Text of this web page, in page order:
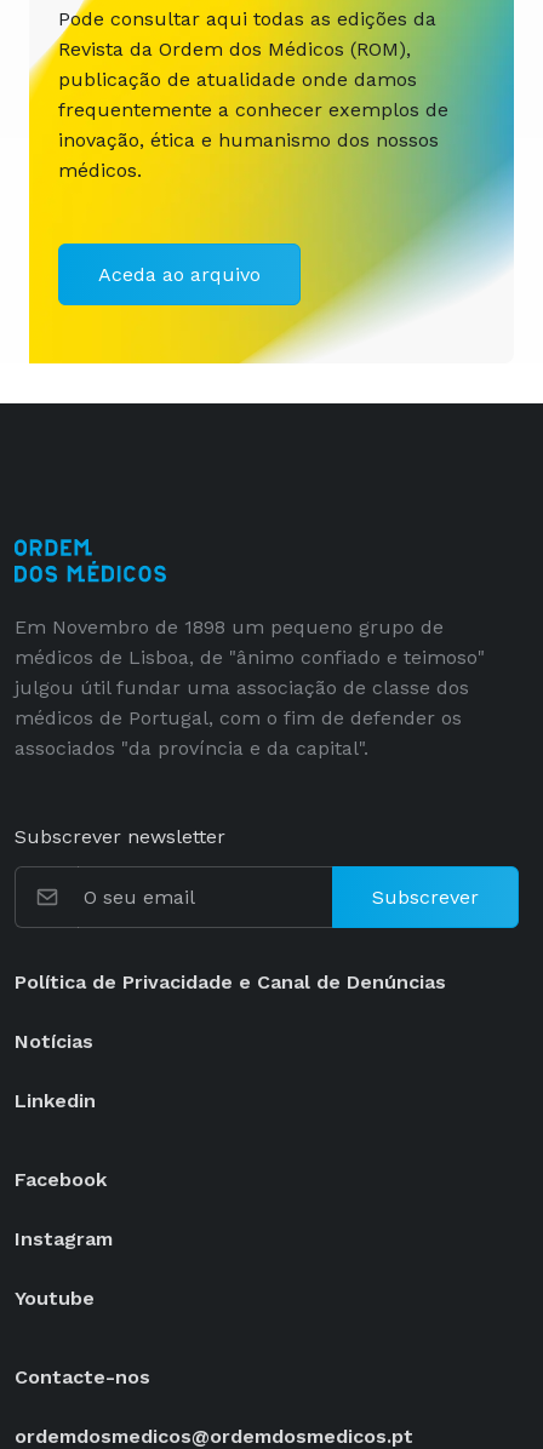
Pode consultar aqui todas as edições da
Revista da Ordem dos Médicos (ROM),
publicação de atualidade onde damos
frequentemente a conhecer exemplos de
inovação, ética e humanismo dos nossos
médicos.
Aceda ao arquivo
Em Novembro de 1898 um pequeno grupo de
médicos de Lisboa, de "ânimo confiado e teimoso"
julgou útil fundar uma associação de classe dos
médicos de Portugal, com o fim de defender os
associados "da província e da capital".
Subscrever newsletter
Subscrever
Política de Privacidade e Canal de Denúncias
Notícias
Linkedin
Facebook
Instagram
Youtube
Contacte-nos
ordemdosmedicos@ordemdosmedicos.pt